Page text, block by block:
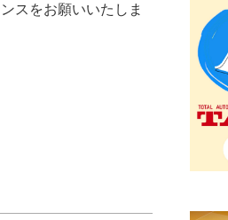
スをお願いいたしま